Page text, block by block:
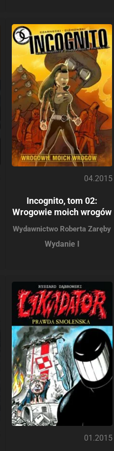
04.2015
Incognito, tom 02:
Wrogowie moich wrogów
Wydawnictwo Roberta Zaręby
Wydanie I
01.2015